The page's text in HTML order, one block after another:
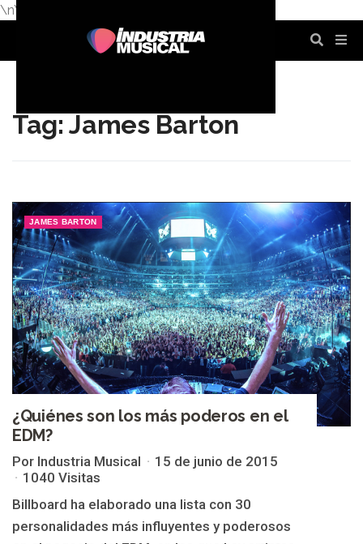
\n\n
Tag: James Barton
JAMES BARTON
¿Quiénes son los más poderos en el
EDM?
Por Industria Musical
15 de junio de 2015
1040 Visitas
Billboard ha elaborado una lista con 30
personalidades más influyentes y poderosos